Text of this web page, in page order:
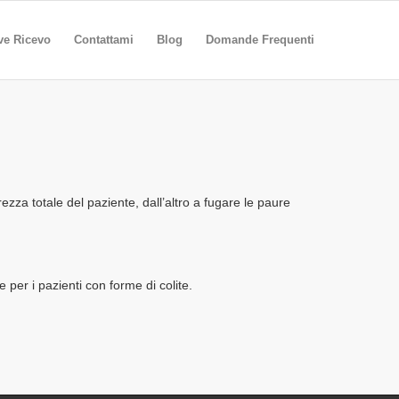
Ricevo Contattami Blog Domande Frequenti
totale del paziente, dall’altro a fugare le paure
per i pazienti con forme di colite.